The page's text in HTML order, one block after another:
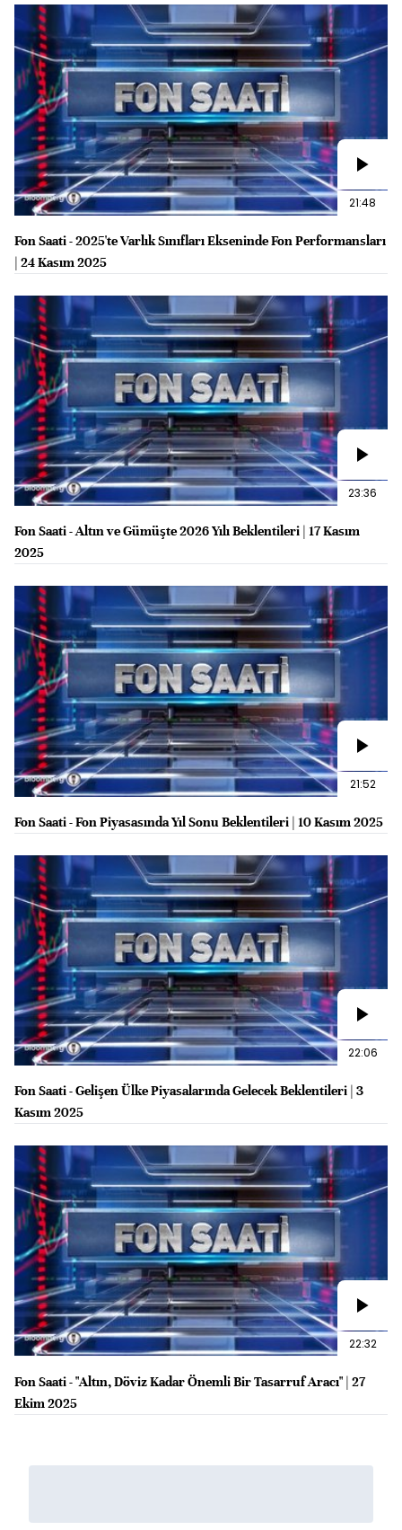
21:48
Fon Saati - 2025'te Varlık Sınıfları Ekseninde Fon Performansları
| 24 Kasım 2025
23:36
Fon Saati - Altın ve Gümüşte 2026 Yılı Beklentileri | 17 Kasım
2025
21:52
Fon Saati - Fon Piyasasında Yıl Sonu Beklentileri | 10 Kasım 2025
22:06
Fon Saati - Gelişen Ülke Piyasalarında Gelecek Beklentileri | 3
Kasım 2025
22:32
Fon Saati - "Altın, Döviz Kadar Önemli Bir Tasarruf Aracı" | 27
Ekim 2025